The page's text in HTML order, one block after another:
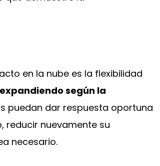
en la nube es la flexibilidad
según la
puedan dar respuesta oportuna
reducir nuevamente su
necesario.